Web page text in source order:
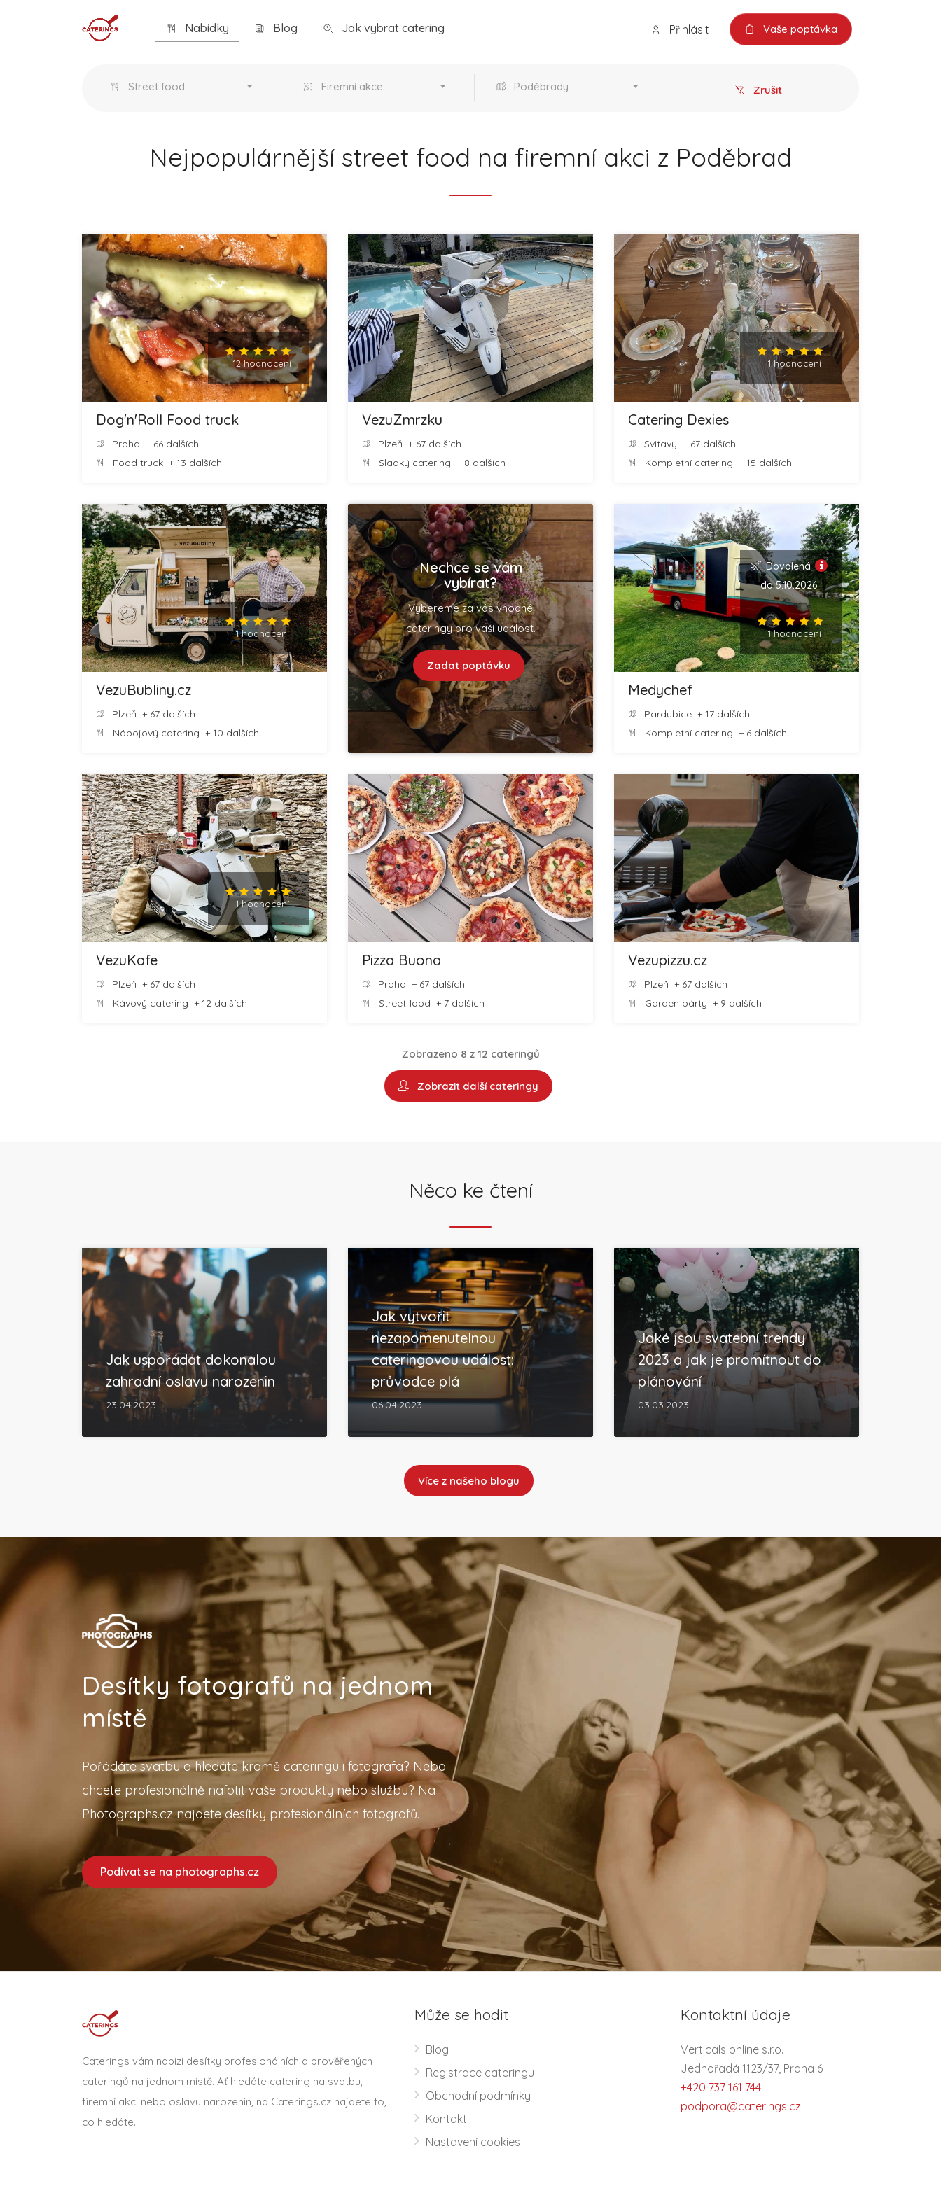
Nabídky Blog Jak vybrat catering Přihlásit Vaše poptávka
Street food Firemní akce Poděbrady Zrušit
Nejpopulárnější street food na firemní akci z Poděbrad
12 hodnocení
Dog'n'Roll Food truck
Praha + 66 dalších
Food truck + 13 dalších
VezuZmrzku
Plzeň + 67 dalších
Sladký catering + 8 dalších
1 hodnocení
Catering Dexies
Svitavy + 67 dalších
Kompletní catering + 15 dalších
1 hodnocení
VezuBubliny.cz
Plzeň + 67 dalších
Nápojový catering + 10 dalších
Nechce se vám
vybírat?
Vybereme za vás vhodné
cateringy pro vaší událost.
Zadat poptávku
Dovolená
do 5.10.2026
1 hodnocení
Medychef
Pardubice + 17 dalších
Kompletní catering + 6 dalších
1 hodnocení
VezuKafe
Plzeň + 67 dalších
Kávový catering + 12 dalších
Pizza Buona
Praha + 67 dalších
Street food + 7 dalších
Vezupizzu.cz
Plzeň + 67 dalších
Garden párty + 9 dalších
Zobrazeno 8 z 12 cateringů
Zobrazit další cateringy
Něco ke čtení
Jak uspořádat dokonalou
zahradní oslavu narozenin
23.04.2023
Jak vytvořit
nezapomenutelnou
cateringovou událost:
průvodce plá
06.04.2023
Jaké jsou svatební trendy
2023 a jak je promítnout do
plánování
03.03.2023
Více z našeho blogu
Desítky fotografů na jednom
místě
Pořádáte svatbu a hledáte kromě cateringu i fotografa? Nebo
chcete profesionálně nafotit vaše produkty nebo službu? Na
Photographs.cz najdete desítky profesionálních fotografů.
Podívat se na photographs.cz
Caterings vám nabízí desítky profesionálních a prověřených
cateringů na jednom místě. Ať hledáte catering na svatbu,
firemní akci nebo oslavu narozenin, na Caterings.cz najdete to,
co hledáte.
Může se hodit
Blog
Registrace cateringu
Obchodní podmínky
Kontakt
Nastavení cookies
Kontaktní údaje
Verticals online s.r.o.
Jednořadá 1123/37, Praha 6
+420 737 161 744
podpora@caterings.cz